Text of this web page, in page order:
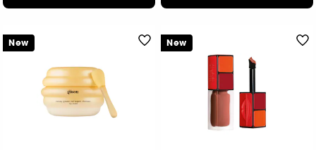
New New